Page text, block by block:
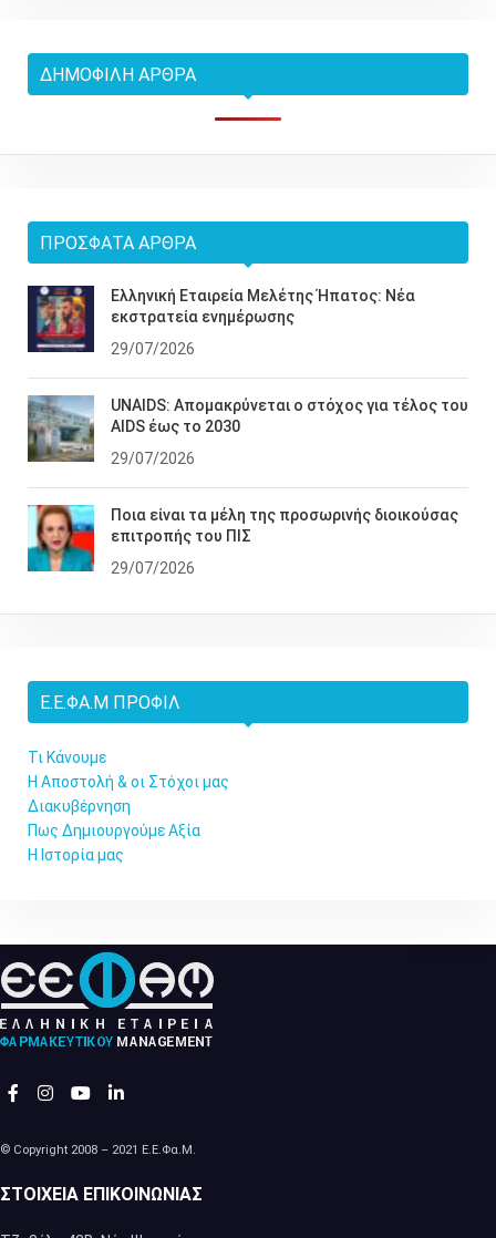
ΔΗΜΟΦΙΛΉ ΆΡΘΡΑ
ΠΡΌΣΦΑΤΑ ΆΡΘΡΑ
Ελληνική Εταιρεία Μελέτης Ήπατος: Νέα
εκστρατεία ενημέρωσης
29/07/2026
UNAIDS: Απομακρύνεται ο στόχος για τέλος του
AIDS έως το 2030
29/07/2026
Ποια είναι τα μέλη της προσωρινής διοικούσας
επιτροπής του ΠΙΣ
29/07/2026
Ε.Ε.ΦΑ.Μ ΠΡΟΦΊΛ
Τι Κάνουμε
Η Αποστολή & οι Στόχοι μας
Διακυβέρνηση
Πως Δημιουργούμε Αξία
Η Ιστορία μας
© Copyright 2008 – 2021 Ε.Ε.Φα.Μ.
ΣΤΟΙΧΕΊΑ ΕΠΙΚΟΙΝΩΝΊΑΣ